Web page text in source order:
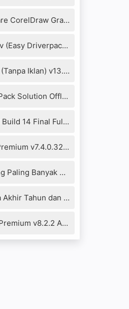
Download Software CorelDraw Graphics Suite X8 + Keygen
Download WanDrv (Easy Driverpack) 6.6.2016.0114
UC Browser Mod (Tanpa Iklan) v13.4.0.1306 Apk
Download DriverPack Solution Offline 17.10.14-20104 Full Version
IDM Terbaru 6.38 Build 14 Final Full Crack+Patch Fixed
KineMaster Pro Premium v7.4.0.32290.GP Mod Apk (No Watermark)
10 Topik Blog yang Paling Banyak Dikunjungi 2021
Inilah Bacaan Doa Akhir Tahun dan Awal Tahun Islam Hijriyah
ExpressVPN Pro Premium v8.2.2 Apk